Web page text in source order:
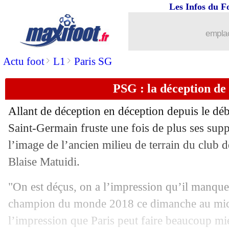
Actu foot> L1 > Paris SG
Les Infos du
PSG : la déception
Allant de déception en déception depuis le
Saint-Germain fruste une fois de plus ses
l’image de l’ancien milieu de terrain du club
Blaise Matuidi.
"On est déçus, on a l’impression qu’il
champion du monde 2018 ce dimanche au
l’impression que Paris peut faire beaucoup
: Ajaccio 0-0 Toulouse (fini)
07/05 L1: Lorient 2-1 Brest (fini)
07/05 Barça: Tuchel veut attirer Dembélé
07/05 Lyon: Aouar se rapproche de la Roma
07/05 L1 : Lyon-Montpellier, les compos
07/05 Monaco: Clement explique la
VIDEO : la banderole-fumigènes des